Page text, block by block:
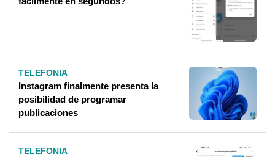
TELEFONIA
Instagram finalmente presenta la
posibilidad de programar
publicaciones
TELEFONIA